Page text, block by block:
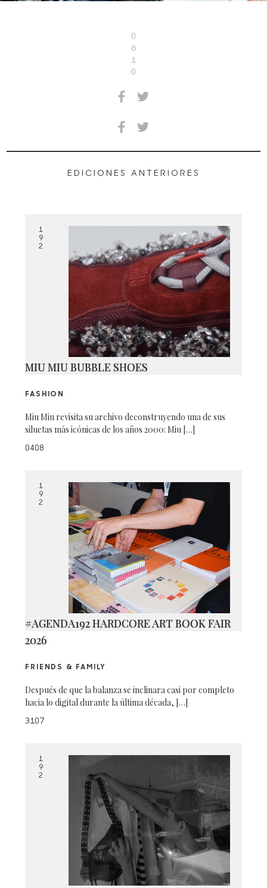
0
6
1
0
EDICIONES ANTERIORES
1
9
2
MIU MIU BUBBLE SHOES
FASHION
Miu Miu revisita su archivo deconstruyendo una de sus
siluetas más icónicas de los años 2000: Miu […]
0408
1
9
2
#AGENDA192 HARDCORE ART BOOK FAIR
2026
FRIENDS & FAMILY
Después de que la balanza se inclinara casi por completo
hacia lo digital durante la última década, […]
3107
1
9
2